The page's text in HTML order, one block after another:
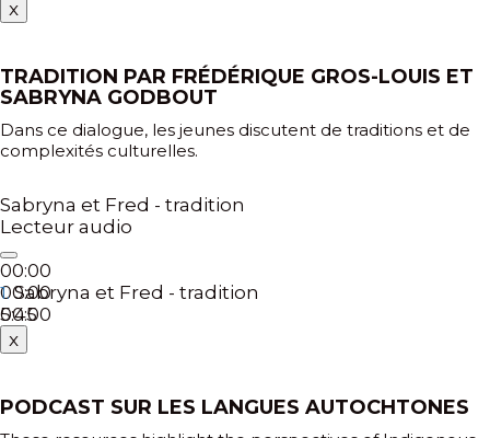
x
TRADITION PAR FRÉDÉRIQUE GROS-LOUIS ET
SABRYNA GODBOUT
Dans ce dialogue, les jeunes discutent de traditions et de
complexités culturelles.
Sabryna et Fred - tradition
Lecteur audio
00:00
00:00
00:00
1.Sabryna et Fred - tradition
5:45
x
PODCAST SUR LES LANGUES AUTOCHTONES